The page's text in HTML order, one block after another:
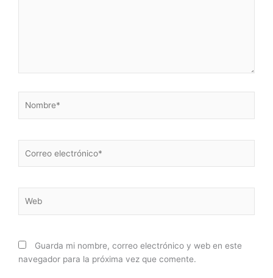
electrónico*
Guarda mi nombre, correo electrónico y web en este
navegador para la próxima vez que comente.